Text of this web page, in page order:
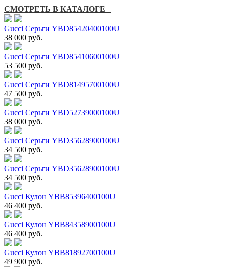
СМОТРЕТЬ В КАТАЛОГЕ
Gucci Серьги YBD85420400100U
38 000 руб.
Gucci Серьги YBD85410600100U
53 500 руб.
Gucci Серьги YBD81495700100U
47 500 руб.
Gucci Серьги YBD52739000100U
38 000 руб.
Gucci Серьги YBD35628900100U
34 500 руб.
Gucci Серьги YBD35628900100U
34 500 руб.
Gucci Кулон YBB85396400100U
46 400 руб.
Gucci Кулон YBB84358900100U
46 400 руб.
Gucci Кулон YBB81892700100U
49 900 руб.